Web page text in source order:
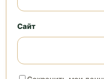
Сайт